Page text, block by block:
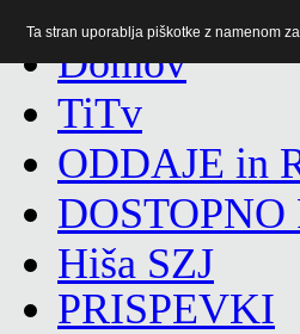
TiTv
ODDAJE in
DOSTOPNO
Hiša SZJ
PRISPEVKI
Ta stran uporablja piškotke z namenom